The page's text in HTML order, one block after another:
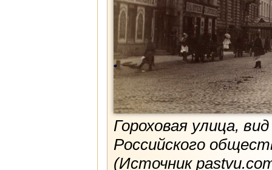
Гороховая улица,
Российского
(Источник